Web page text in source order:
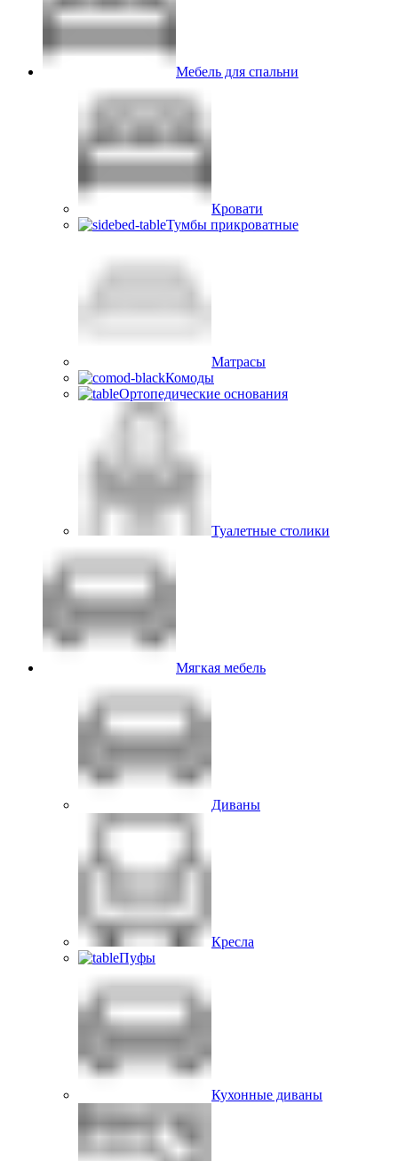
Мебель для спальни
Кровати
Тумбы прикроватные
Матрасы
Комоды
Ортопедические основания
Туалетные столики
Мягкая мебель
Диваны
Кресла
Пуфы
Кухонные диваны